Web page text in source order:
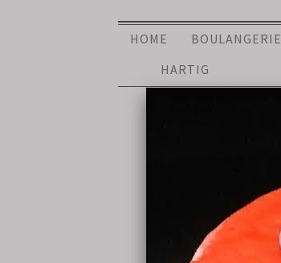
HOME BOULANGERIE
HARTIG